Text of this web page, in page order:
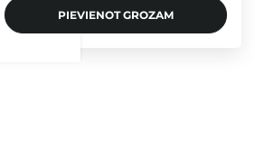
PIEVIENOT GROZAM